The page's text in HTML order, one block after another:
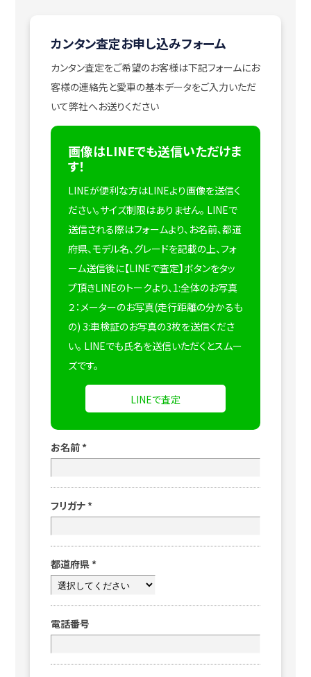
カンタン査定お申し込みフォーム
カンタン査定をご希望のお客様は下記フォームにお
客様の連絡先と愛車の基本データをご入力いただ
いて弊社へお送りください
画像はLINEでも送信いただけま
す！
LINEが便利な方はLINEより画像を送信く
ださい。サイズ制限はありません。 LINEで
送信される際はフォームより、お名前、都道
府県、モデル名、グレードを記載の上、フォ
ーム送信後に【LINEで査定】ボタンをタッ
プ頂きLINEのトークより、1:全体のお写真
２：メーターのお写真(走行距離の分かるも
の) 3:車検証のお写真の3枚を送信くださ
い。 LINEでも氏名を送信いただくとスムー
ズです。
LINEで査定
お名前 *
フリガナ *
都道府県 *
電話番号